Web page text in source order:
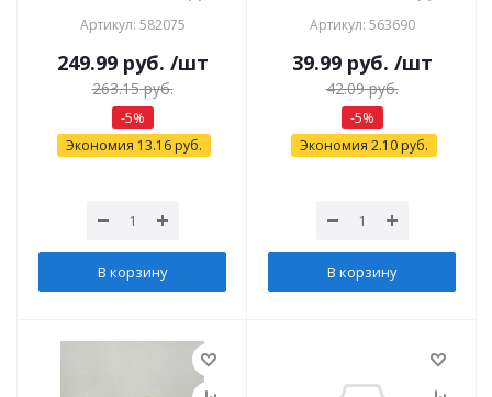
Артикул: 582075
249.99руб. /шт
263.15руб.
-5%
Экономия 13.16 руб.
В корзину
Артикул: 563690
39.99руб. /шт
42.09руб.
-5%
Экономия 2.10руб.
В корзину